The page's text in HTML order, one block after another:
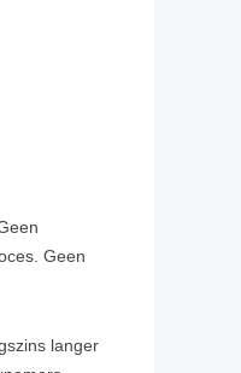
Geen
langer